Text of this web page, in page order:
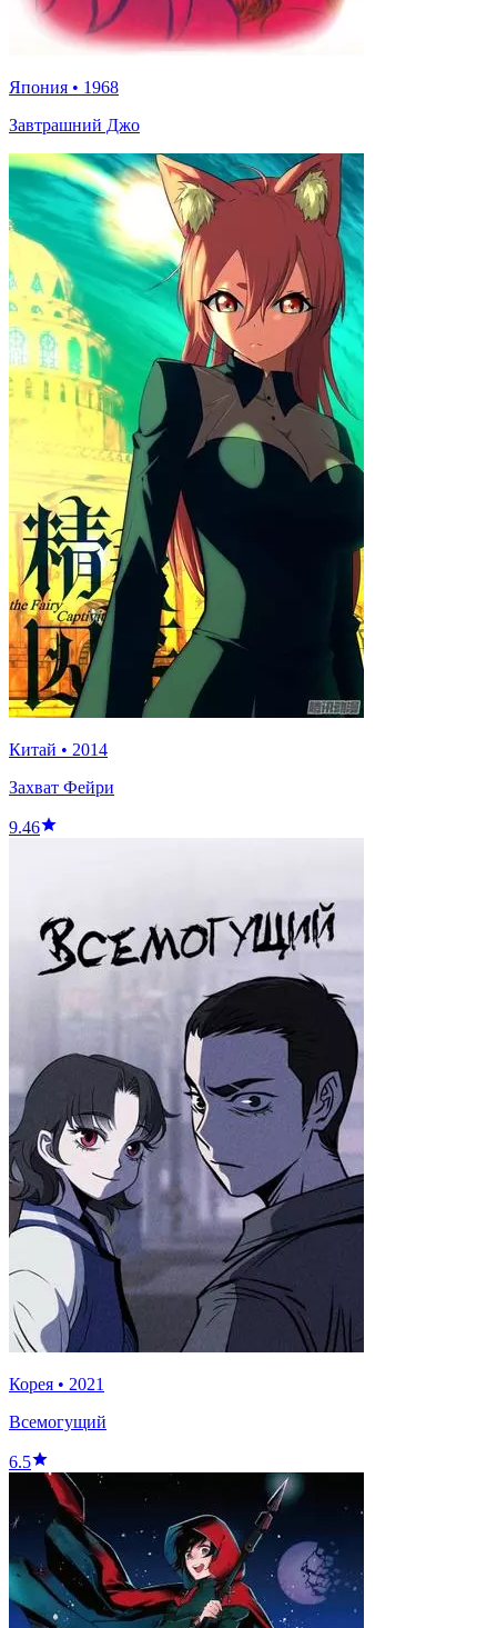
Япония • 1968
Завтрашний Джо
Китай • 2014
Захват Фейри
9.46
Корея • 2021
Всемогущий
6.5